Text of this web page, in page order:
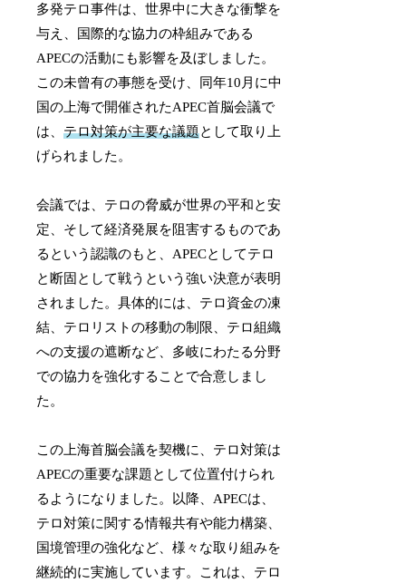
多発テロ事件は、世界中に大きな衝撃を
与え、国際的な協力の枠組みである
APECの活動にも影響を及ぼしました。
この未曾有の事態を受け、同年10月に中
国の上海で開催されたAPEC首脳会議で
は、テロ対策が主要な議題として取り上
げられました。
会議では、テロの脅威が世界の平和と安
定、そして経済発展を阻害するものであ
るという認識のもと、APECとしてテロ
と断固として戦うという強い決意が表明
されました。具体的には、テロ資金の凍
結、テロリストの移動の制限、テロ組織
への支援の遮断など、多岐にわたる分野
での協力を強化することで合意しまし
た。
この上海首脳会議を契機に、テロ対策は
APECの重要な課題として位置付けられ
るようになりました。以降、APECは、
テロ対策に関する情報共有や能力構築、
国境管理の強化など、様々な取り組みを
継続的に実施しています。これは、テロ